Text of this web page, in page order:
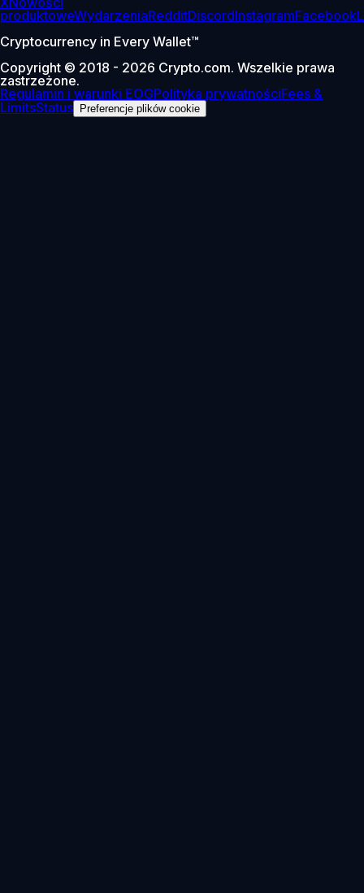
produktoweWydarzeniaRedditDiscordInstagramFacebook
Cryptocurrency in Every Wallet™
Copyright © 2018 - 2026 Crypto.com. Wszelkie prawa
zastrzeżone.
Regulamin i warunki EOGPolityka prywatnościFees &
LimitsStatus Preferencje plików cookie